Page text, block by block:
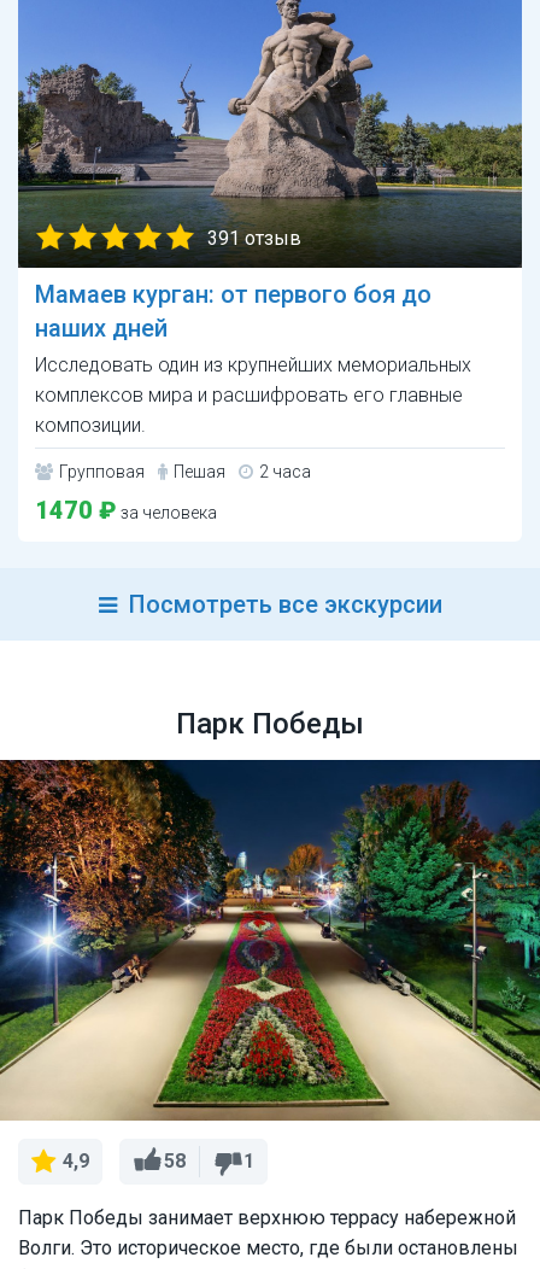
391 отзыв
Мамаев курган: от первого боя до
наших дней
Исследовать один из крупнейших мемориальных
комплексов мира и расшифровать его главные
композиции.
Групповая Пешая 2 часа
1470 ₽ за человека
Посмотреть все экскурсии
Парк Победы
4,9 58 1
Парк Победы занимает верхнюю террасу набережной
Волги. Это историческое место, где были остановлены